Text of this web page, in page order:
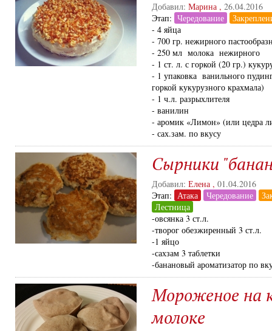
Добавил: Марина , 26.04.2016
Этап: Чередование
- 4 яйца
- 700 гр. нежирного
- 250 мл молока нежирного
- 1 ст. л. с горкой (20 гр.)
- 1 упаковка ванильного
горкой кукурузного крахмала)
- 1 ч.л. разрыхлителя
- ванилин
- аромик «Лимон» (или цедра
- сах.зам. по вкусу
Сырники
Добавил: Елена , 01.04.2016
Этап: Атака Чередование
Лестница
-овсянка 3 ст.л.
-творог обезжиренный 3 ст.л.
-1 яйцо
-сахзам 3 таблетки
-банановый ароматизатор по
Мороженое на
молоке